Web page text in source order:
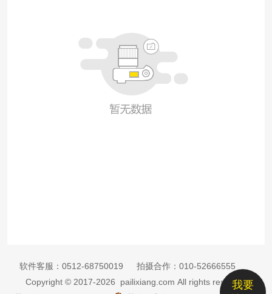
我要
软件客服： 0512-68750019 拍摄合作： 010-52666555
Copyright © 2017-2026 pailixiang.com All rights reserved